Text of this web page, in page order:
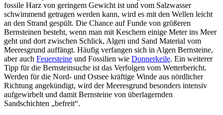
fossile Harz von geringem Gewicht ist und vom Salzwasser
schwimmend getragen werden kann, wird es mit den Wellen leicht
an den Strand gespült. Die Chance auf Funde von größeren
Bernsteinen besteht, wenn man mit Keschern einige Meter ins Meer
geht und dort zwischen Schlick, Algen und Sand Material vom
Meeresgrund auffängt. Häufig verfangen sich in Algen Bernsteine,
aber auch Feuersteine und Fossilien wie Donnerkeile. Ein weiterer
Tipp für die Bernsteinsuche ist das Verfolgen vom Wetterbericht.
Werden für die Nord- und Ostsee kräftige Winde aus nördlicher
Richtung angekündigt, wird der Meeresgrund besonders intensiv
aufgewirbelt und damit Bernsteine von überlagernden
Sandschichten „befreit“.